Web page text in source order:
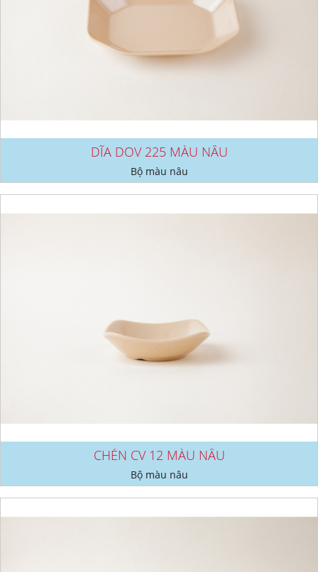
DĨA DOV 225 MÀU NÂU
Bộ màu nâu
CHÉN CV 12 MÀU NÂU
Bộ màu nâu